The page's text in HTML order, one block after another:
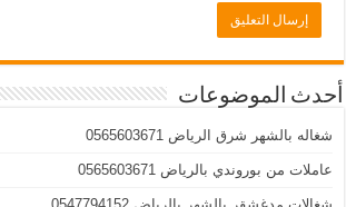
أحدث الموضوعات
شغاله بالشهر شرق الرياض 0565603671
عاملات من بوروندي بالرياض 0565603671